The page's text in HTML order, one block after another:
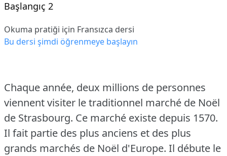
Başlangıç 2
Okuma pratiği için Fransızca dersi
Bu dersi şimdi öğrenmeye başlayın
Chaque année, deux millions de personnes
viennent visiter le traditionnel marché de Noël
de Strasbourg. Ce marché existe depuis 1570.
Il fait partie des plus anciens et des plus
grands marchés de Noël d'Europe. Il débute le